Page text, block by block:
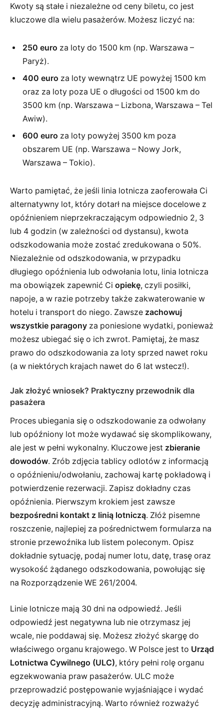
Kwoty są stałe i niezależne od ceny biletu, co jest
kluczowe dla wielu pasażerów. Możesz liczyć na:
250 euro za loty do 1500 km (np. Warszawa –
Paryż).
400 euro za loty wewnątrz UE powyżej 1500 km
oraz za loty poza UE o długości od 1500 km do
3500 km (np. Warszawa – Lizbona, Warszawa – Tel
Awiw).
600 euro za loty powyżej 3500 km poza
obszarem UE (np. Warszawa – Nowy Jork,
Warszawa – Tokio).
Warto pamiętać, że jeśli linia lotnicza zaoferowała Ci
alternatywny lot, który dotarł na miejsce docelowe z
opóźnieniem nieprzekraczającym odpowiednio 2, 3
lub 4 godzin (w zależności od dystansu), kwota
odszkodowania może zostać zredukowana o 50%.
Niezależnie od odszkodowania, w przypadku
długiego opóźnienia lub odwołania lotu, linia lotnicza
ma obowiązek zapewnić Ci opiekę, czyli posiłki,
napoje, a w razie potrzeby także zakwaterowanie w
hotelu i transport do niego. Zawsze zachowuj
wszystkie paragony za poniesione wydatki, ponieważ
możesz ubiegać się o ich zwrot. Pamiętaj, że masz
prawo do odszkodowania za loty sprzed nawet roku
(a w niektórych krajach nawet do 6 lat wstecz!).
Jak złożyć wniosek? Praktyczny przewodnik dla
pasażera
Proces ubiegania się o odszkodowanie za odwołany
lub opóźniony lot może wydawać się skomplikowany,
ale jest w pełni wykonalny. Kluczowe jest zbieranie
dowodów. Zrób zdjęcia tablicy odlotów z informacją
o opóźnieniu/odwołaniu, zachowaj kartę pokładową i
potwierdzenie rezerwacji. Zapisz dokładny czas
opóźnienia. Pierwszym krokiem jest zawsze
bezpośredni kontakt z linią lotniczą. Złóż pisemne
roszczenie, najlepiej za pośrednictwem formularza na
stronie przewoźnika lub listem poleconym. Opisz
dokładnie sytuację, podaj numer lotu, datę, trasę oraz
wysokość żądanego odszkodowania, powołując się
na Rozporządzenie WE 261/2004.
Linie lotnicze mają 30 dni na odpowiedź. Jeśli
odpowiedź jest negatywna lub nie otrzymasz jej
wcale, nie poddawaj się. Możesz złożyć skargę do
właściwego organu krajowego. W Polsce jest to Urząd
Lotnictwa Cywilnego (ULC), który pełni rolę organu
egzekwowania praw pasażerów. ULC może
przeprowadzić postępowanie wyjaśniające i wydać
decyzję administracyjną. Warto również rozważyć